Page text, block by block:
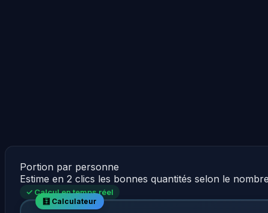
Portion par personne
Estime en 2 clics les bonnes quantités selon le
✓ Calcul en temps réel